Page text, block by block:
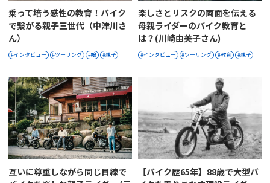
乗って培う感性の教育！バイク
で繋がる親子三世代（中津川さ
ん）
インタビュー ツーリング 娘 親子
楽しさとリスクの両面を伝える
母親ライダーのバイク教育と
は？(川崎由美子さん)
インタビュー ツーリング 教育 親子
互いに尊重しながら同じ目線で
【バイク歴65年】88歳で大型バ